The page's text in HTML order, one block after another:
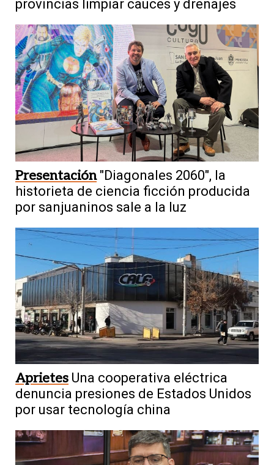
provincias limpiar cauces y drenajes
Presentación "Diagonales 2060", la
historieta de ciencia ficción producida
por sanjuaninos sale a la luz
Aprietes Una cooperativa eléctrica
denuncia presiones de Estados Unidos
por usar tecnología china